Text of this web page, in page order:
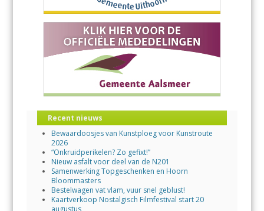
Recent nieuws
Bewaardoosjes van Kunstploeg voor Kunstroute
2026
“Onkruidperikelen? Zo gefixt!”
Nieuw asfalt voor deel van de N201
Samenwerking Topgeschenken en Hoorn
Bloommasters
Bestelwagen vat vlam, vuur snel geblust!
Kaartverkoop Nostalgisch Filmfestival start 20
augustus